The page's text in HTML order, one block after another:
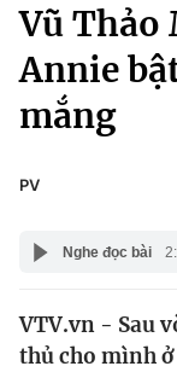
Chính trị
Xã hội
Tin tức
Kinh tế
Truyền
Văn hóa -
Đời sống
Vũ Thảo
Annie
mắng
PV
Nghe đọc bài
VTV.vn - Sau
thủ cho mình